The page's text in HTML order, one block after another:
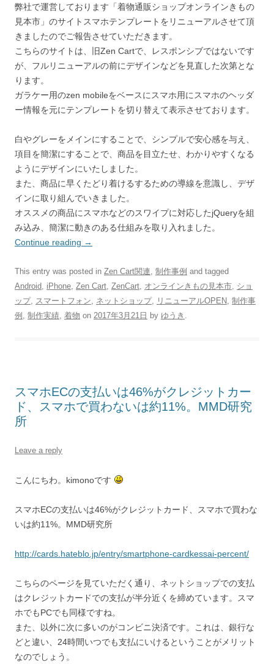
弊社で運営しております「着物通販ショップオンラインきもの
見本市」のサイトスマホテンプレートをリニューアルさせて頂
きましたのでご報告させていただきます。
こちらのサイトは、旧Zen Cartで、レスポンシブではないです
が、フルリニューアルの前にデザインなどを見直した次第とな
ります。
ガラケー用のzen mobileをベースにスマホ用にスマホのヘッダ
ー情報を元にテンプレートを切り替えて表示させております。
白やグレーをメインにすることで、シンプルで安心感を与え、
項目を簡潔にすることで、商品を目立たせ、わかりやすくなる
ようにデザインにいたしました。
また、商品に早くたどり着けるするための導線を意識し、デザ
インに取り組んでいきました。
オススメの商品にスマホなどのスワイプに対応したjQueryを組
み込み、簡潔に動きのある仕組みを取り入れました。
Continue reading →
This entry was posted in Zen Cart関連 制作事例 and tagged
Android iPhone Zen Cart ZenCart オンラインきもの見本市 ショ
ップ, スマートフォン ネットショップ, リニューアルOPEN 制作事
例 制作実績 着物 on 2017年3月21日 by ゆうき
スマホECの支払いは46%がクレジットカー
ド、スマホで買わないは約11%。MMD研究
所
Leave a reply
こんにちわ。kimonoです
スマホECの支払いは46%がクレジットカード、スマホで買わな
いは約11%。MMD研究所
http://cards.hateblo.jp/entry/smartphone-cardkessai-percent/
こちらのページを見ていただく通り、ネットショップでの支払
はクレジットカードでの支払が半分近くを締めています。スマ
ホでもPCでも同様ですね。
また、以外に次に多いのがコンビニ決済です。これは、銀行な
どと違い、24時間いつでも支払にいけるということがメリット
なのでしょう。